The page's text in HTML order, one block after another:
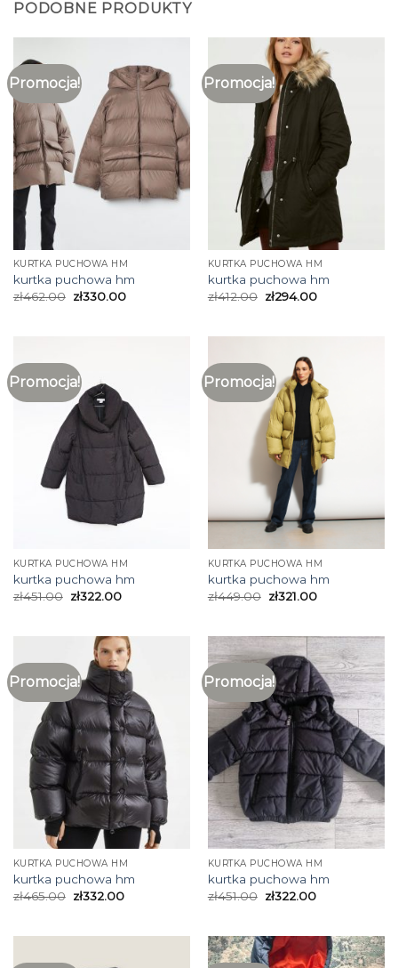
PODOBNE PRODUKTY
Promocja!
KURTKA PUCHOWA HM
kurtka puchowa hm
zł462.00 zł330.00
Promocja!
KURTKA PUCHOWA HM
kurtka puchowa hm
zł412.00 zł294.00
Promocja!
KURTKA PUCHOWA HM
kurtka puchowa hm
zł451.00 zł322.00
Promocja!
KURTKA PUCHOWA HM
kurtka puchowa hm
zł449.00 zł321.00
Promocja!
KURTKA PUCHOWA HM
kurtka puchowa hm
zł465.00 zł332.00
Promocja!
KURTKA PUCHOWA HM
kurtka puchowa hm
zł451.00 zł322.00